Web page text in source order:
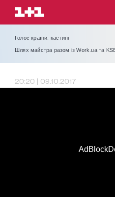
Голос країни: кастинг
Шлях майстра разом із Work.ua та
20:20 | 09.10.2017